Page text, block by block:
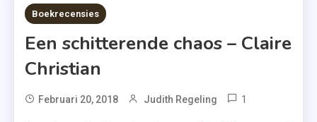
8 MINS READ
Boekrecensies
Een schitterende chaos – Claire
Christian
Februari 20, 2018 Judith Regeling 1